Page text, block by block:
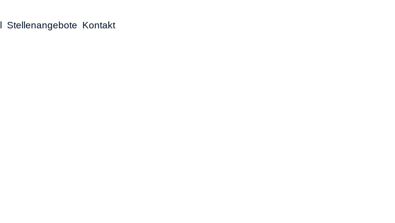
Stellenangebote Kontakt